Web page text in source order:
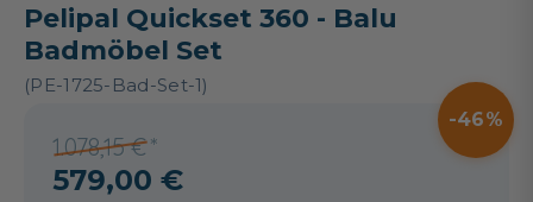
Pelipal Quickset 360 - Balu
Badmöbel Set
(PE-1725-Bad-Set-1)
1.078,15 €
46
579,00 €